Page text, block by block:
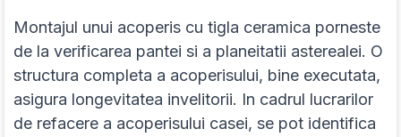
Montajul unui acoperis cu tigla ceramica porneste
de la verificarea pantei si a planeitatii asterealei. O
structura completa a acoperisului, bine executata,
asigura longevitatea invelitorii. In cadrul lucrarilor
de refacere a acoperisului casei, se pot identifica